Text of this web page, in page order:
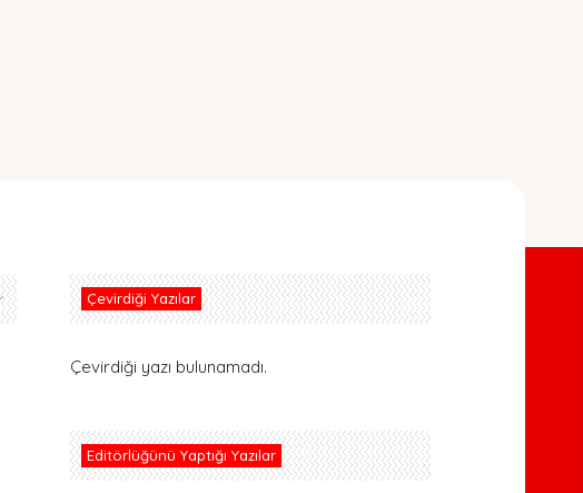
Çevirdiği Yazılar
Çevirdiği yazı bulunamadı.
Editörlüğünü Yaptığı Yazılar